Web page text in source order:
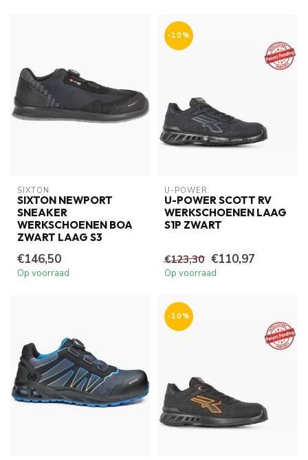
SIXTON
SIXTON NEWPORT
SNEAKER
WERKSCHOENEN BOA
ZWART LAAG S3
€146,50
Op voorraad
-10%
U-POWER
U-POWER SCOTT RV
WERKSCHOENEN LAAG
S1P ZWART
€123,30 €110,97
Op voorraad
-10%